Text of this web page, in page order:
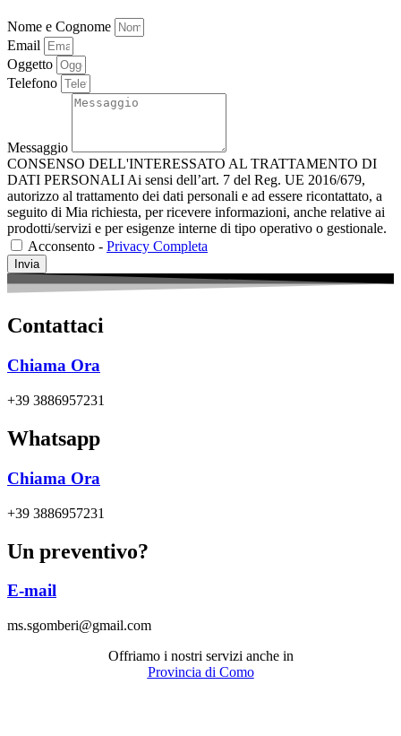
Nome e Cognome
Email
Oggetto
Telefono
Messaggio
CONSENSO DELL'INTERESSATO AL TRATTAMENTO DI
DATI PERSONALI Ai sensi dell’art. 7 del Reg. UE 2016/679,
autorizzo al trattamento dei dati personali e ad essere ricontattato, a
seguito di Mia richiesta, per ricevere informazioni, anche relative ai
prodotti/servizi e per esigenze interne di tipo operativo o gestionale.
Acconsento - Privacy Completa
Invia
Contattaci
Chiama Ora
+39 3886957231
Whatsapp
Chiama Ora
+39 3886957231
Un preventivo?
E-mail
ms.sgomberi@gmail.com
Offriamo i nostri servizi anche in
Provincia di Como